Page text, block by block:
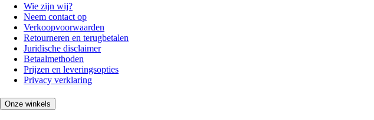
Wie zijn wij?
Neem contact op
Verkoopvoorwaarden
Retourneren en terugbetalen
Juridische disclaimer
Betaalmethoden
Prijzen en leveringsopties
Privacy verklaring
Onze winkels